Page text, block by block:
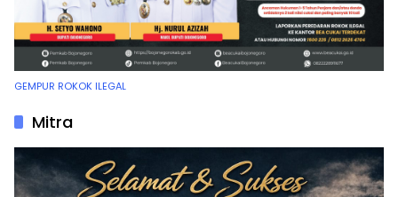
GEMPUR ROKOK ILEGAL
Mitra